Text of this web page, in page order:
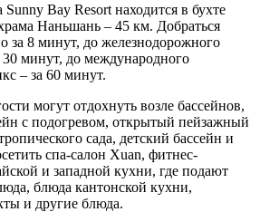
Bay Resort находится в бухте
Наньшань – 45 км. Добраться
за 8 минут, до железнодорожного
30 минут, до международного
– за 60 минут.
могут отдохнуть возле бассейнов,
с подогревом, открытый пейзажный
сада, детский бассейн и
спа-салон Xuan, фитнес-
и западной кухни, где подают
блюда кантонской кухни,
и другие блюда.